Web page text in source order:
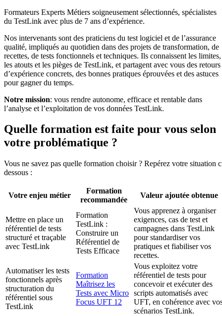
Formateurs Experts Métiers soigneusement sélectionnés, spécialistes
du TestLink avec plus de 7 ans d’expérience.
Nos intervenants sont des praticiens du test logiciel et de l’assurance
qualité, impliqués au quotidien dans des projets de transformation, de
recettes, de tests fonctionnels et techniques. Ils connaissent les limites,
les atouts et les pièges de TestLink, et partagent avec vous des retours
d’expérience concrets, des bonnes pratiques éprouvées et des astuces
pour gagner du temps.
Notre mission: vous rendre autonome, efficace et rentable dans
l’analyse et l’exploitation de vos données TestLink.
Quelle formation est faite pour vous selon
votre problématique ?
Vous ne savez pas quelle formation choisir ? Repérez votre situation
dessous :
Votre enjeu métier
Formation
recommandée
Valeur ajoutée obtenue
Mettre en place un
référentiel de tests
structuré et traçable
avec TestLink
Formation
TestLink :
Construire un
Référentiel de
Tests Efficace
Vous apprenez à organiser
exigences, cas de test et
campagnes dans TestLink
pour standardiser vos
pratiques et fiabiliser vos
recettes.
Automatiser les tests
fonctionnels après
structuration du
référentiel sous
TestLink
Formation
Maîtrisez les
Tests avec Micro
Focus UFT 12
Vous exploitez votre
référentiel de tests pour
concevoir et exécuter des
scripts automatisés avec
UFT, en cohérence avec
scénarios TestLink.